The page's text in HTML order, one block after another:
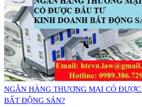
NGÂN HÀNG THƯƠNG MẠI CÓ
BẤT ĐỘNG SẢN?